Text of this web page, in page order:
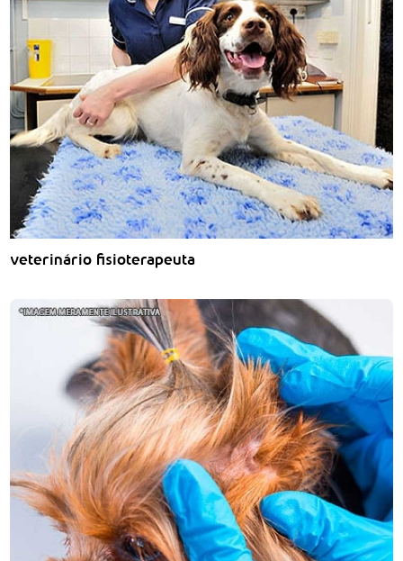
veterinário fisioterapeuta